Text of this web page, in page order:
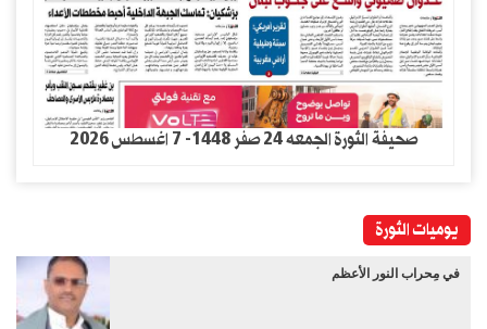
صحيفة الثورة الجمعه 24 صفر 1448- 7 اغسطس 2026
يوميات الثورة
في مِحراب النور الأعظم